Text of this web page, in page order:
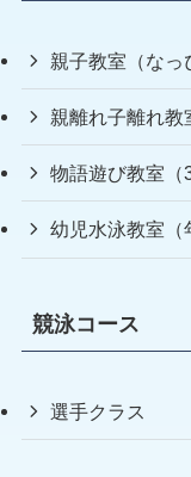
親子教室（なっ
親離れ子離れ教
物語遊び教室（
幼児水泳教室（
競泳コース
選手クラス